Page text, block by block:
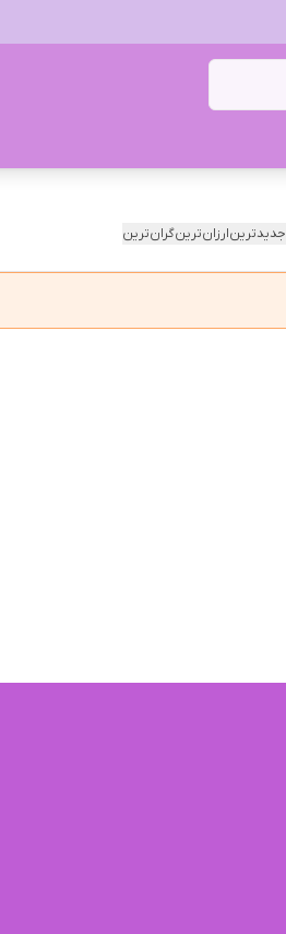
جدیدترینارزان‌ترینگران‌ترین